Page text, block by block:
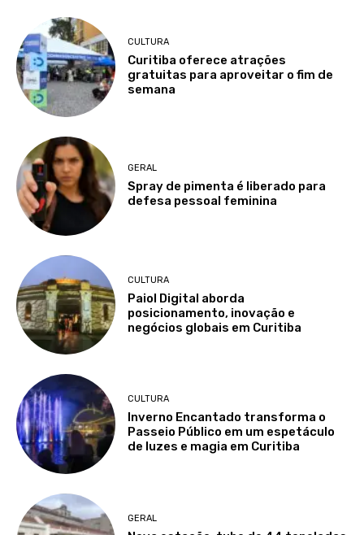
CULTURA
Curitiba oferece atrações
gratuitas para aproveitar o fim de
semana
GERAL
Spray de pimenta é liberado para
defesa pessoal feminina
CULTURA
Paiol Digital aborda
posicionamento, inovação e
negócios globais em Curitiba
CULTURA
Inverno Encantado transforma o
Passeio Público em um espetáculo
de luzes e magia em Curitiba
GERAL